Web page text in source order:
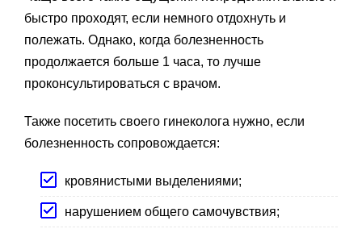
быстро проходят, если немного отдохнуть и
полежать. Однако, когда болезненность
продолжается больше 1 часа, то лучше
проконсультироваться с врачом.
Также посетить своего гинеколога нужно, если
болезненность сопровождается:
кровянистыми выделениями;
нарушением общего самочувствия;